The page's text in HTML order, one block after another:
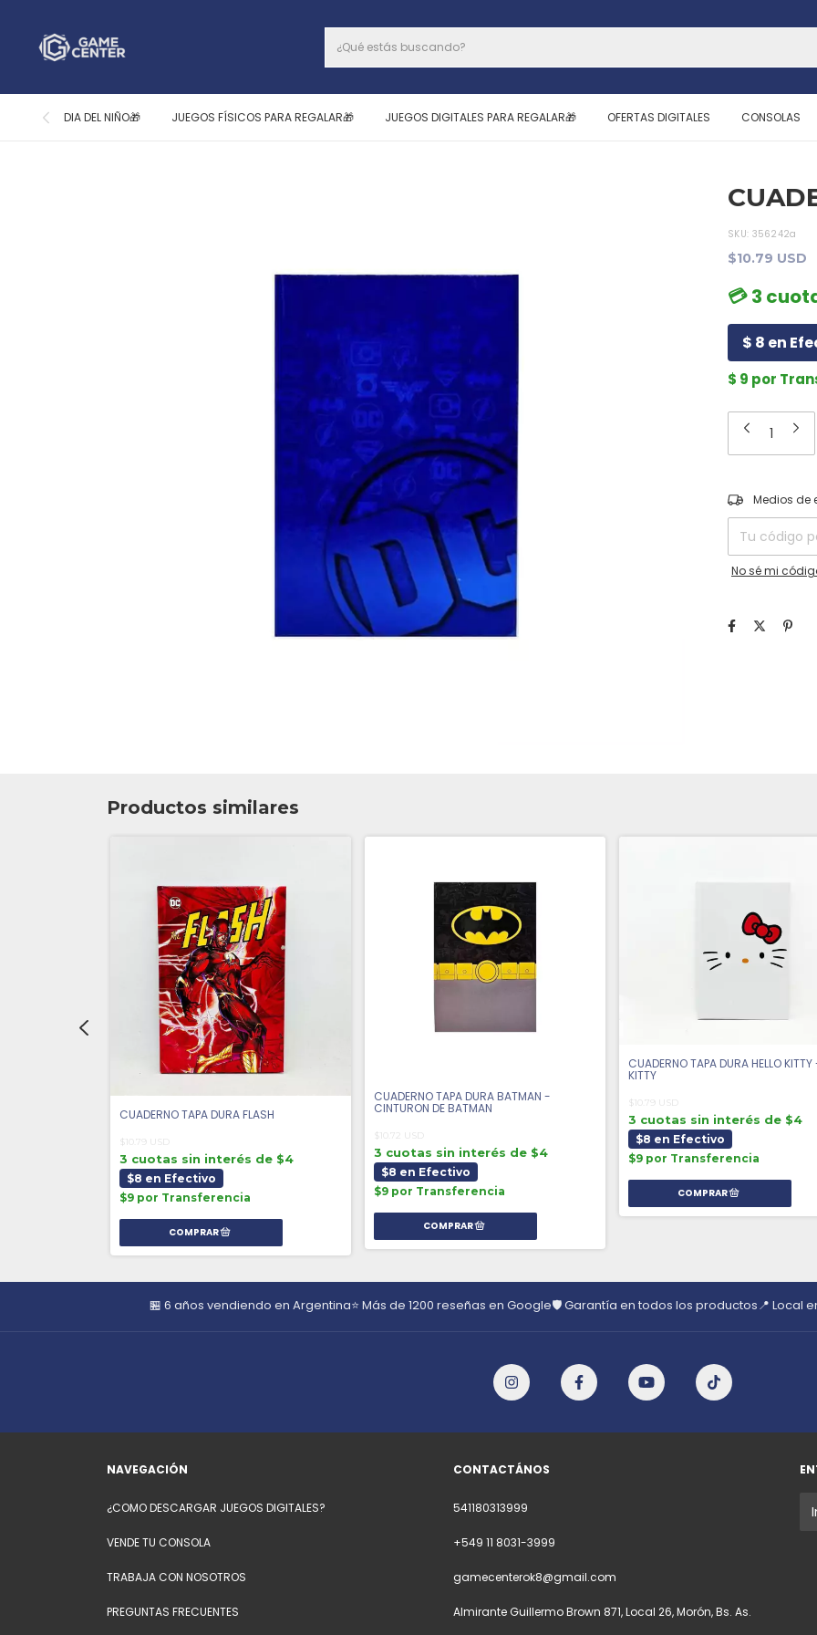
DIA DEL NIÑO🎁 JUEGOS FÍSICOS PARA REGALAR🎁 JUEGOS DIGITALES PARA REGALAR🎁 OFERTAS DIGITALES CONSOLAS
SKU: 356242a
$10.79 USD
💳 3
$ 8 en
$ 9 por
Entregas para
Medios de
No sé mi
Productos similares
CUADERNO TAPA DURA FLASH
$10.79 USD
3 cuotas sin interés de $4
$8 en Efectivo
$9 por Transferencia
CUADERNO TAPA DURA BATMAN -
CINTURON DE BATMAN
$10.72 USD
3 cuotas sin interés de $4
$8 en Efectivo
$9 por Transferencia
CUADERNO TAPA DURA HELLO KITTY
KITTY
$10.79 USD
3 cuotas sin interés de $4
$8 en Efectivo
$9 por Transferencia
🏪 6 años vendiendo en Argentina⭐ Más de 1200 reseñas en Google🛡️ Garantía en todos los productos📍 Local
NAVEGACIÓN
¿COMO DESCARGAR JUEGOS DIGITALES?
VENDE TU CONSOLA
TRABAJA CON NOSOTROS
PREGUNTAS FRECUENTES
CONTACTÁNOS
541180313999
+549 11 8031-3999
gamecenterok8@gmail.com
Almirante Guillermo Brown 871, Local 26, Morón, Bs. As.